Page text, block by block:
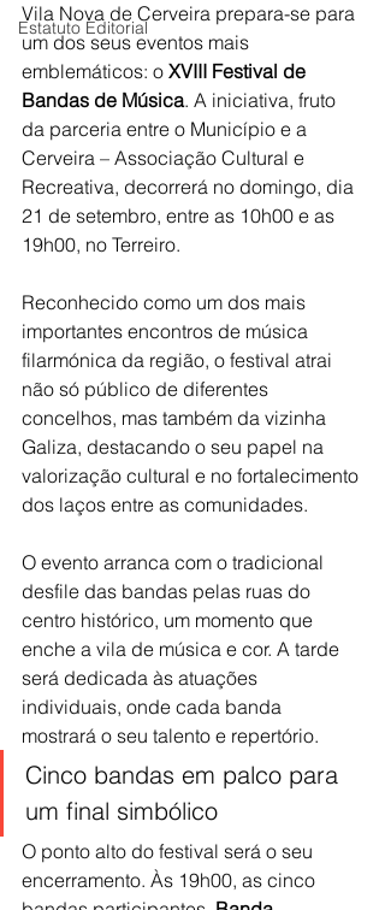
Estatuto Editorial
Vila Nova de Cerveira prepara-se para
um dos seus eventos mais
emblemáticos: o XVIII Festival de
Bandas de Música. A iniciativa, fruto
da parceria entre o Município e a
Cerveira – Associação Cultural e
Recreativa, decorrerá no domingo, dia
21 de setembro, entre as 10h00 e as
19h00, no Terreiro.
Reconhecido como um dos mais
importantes encontros de música
filarmónica da região, o festival atrai
não só público de diferentes
concelhos, mas também da vizinha
Galiza, destacando o seu papel na
valorização cultural e no fortalecimento
dos laços entre as comunidades.
O evento arranca com o tradicional
desfile das bandas pelas ruas do
centro histórico, um momento que
enche a vila de música e cor. A tarde
será dedicada às atuações
individuais, onde cada banda
mostrará o seu talento e repertório.
Cinco bandas em palco para
um final simbólico
O ponto alto do festival será o seu
encerramento. Às 19h00, as cinco